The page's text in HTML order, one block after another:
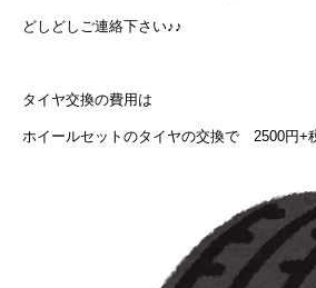
どしどしご連絡下さい♪♪
タイヤ交換の費用は
ホイールセットのタイヤの交換で 2500円+